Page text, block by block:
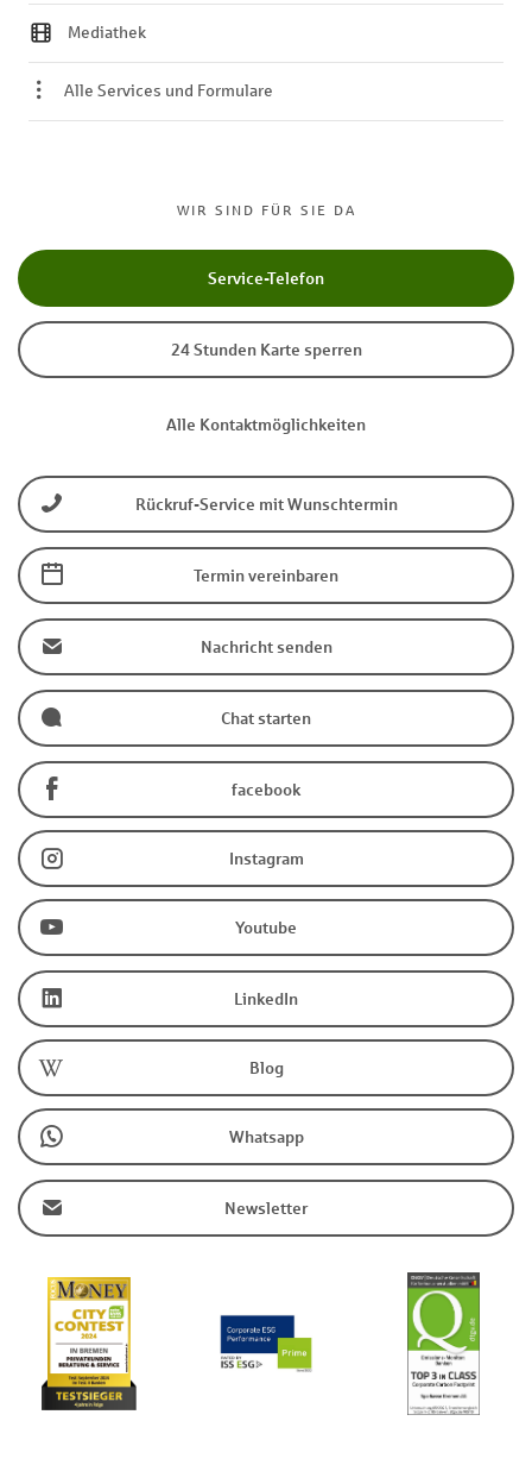
WIR SIND FÜR SIE DA
Service-Telefon
24 Stunden Karte sperren
Alle Kontaktmöglichkeiten
Rückruf-Service mit Wunschtermin
Termin vereinbaren
Nachricht senden
Chat starten
facebook
Instagram
Youtube
LinkedIn
Blog
Whatsapp
Newsletter
Mediathek
Alle Services und Formulare